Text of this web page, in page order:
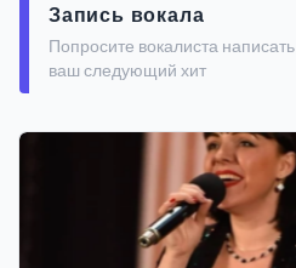
Запись вокала
Попросите вокалиста написать
ваш следующий хит